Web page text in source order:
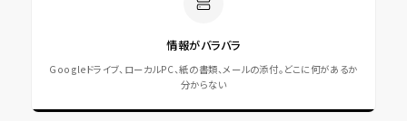
情報がバラバラ
Googleドライブ、ローカルPC、紙の書類、メールの添付。どこに何があるか
分からない